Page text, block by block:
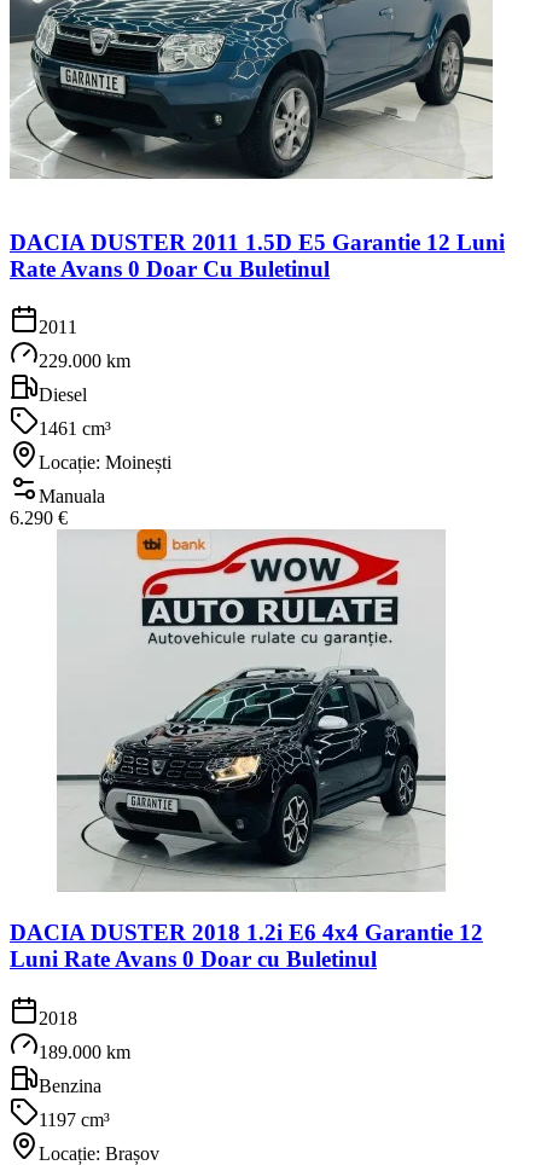
DACIA DUSTER 2011 1.5D E5 Garantie 12 Luni
Rate Avans 0 Doar Cu Buletinul
2011
229.000 km
Diesel
1461 cm³
Locație: Moinești
Manuala
6.290 €
DACIA DUSTER 2018 1.2i E6 4x4 Garantie 12
Luni Rate Avans 0 Doar cu Buletinul
2018
189.000 km
Benzina
1197 cm³
Locație: Brașov